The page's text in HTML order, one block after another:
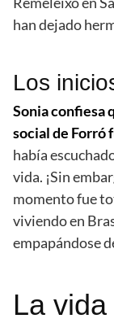
han dejado
Los
Sonia confiesa
social de Forró
había
vida. ¡Sin
momento fue
viviendo en
empapándose
La